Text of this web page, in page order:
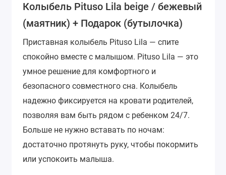
Колыбель Pituso Lila beige / бежевый
(маятник) + Подарок (бутылочка)
Приставная колыбель Pituso Lila — спите
спокойно вместе с малышом. Pituso Lila — это
умное решение для комфортного и
безопасного совместного сна. Колыбель
надежно фиксируется на кровати родителей,
позволяя вам быть рядом с ребенком 24/7.
Больше не нужно вставать по ночам:
достаточно протянуть руку, чтобы покормить
или успокоить малыша.